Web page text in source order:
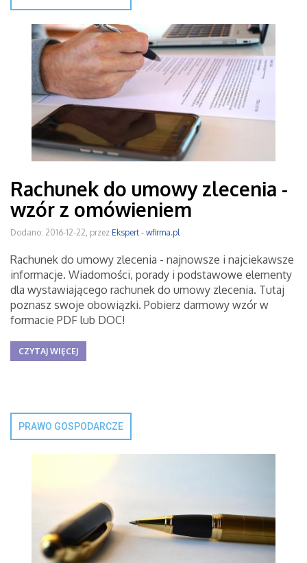
Rachunek do umowy zlecenia -
wzór z omówieniem
Dodano: 2016-12-22, przez Ekspert - wfirma.pl
Rachunek do umowy zlecenia - najnowsze i najciekawsze
informacje. Wiadomości, porady i podstawowe elementy
dla wystawiającego rachunek do umowy zlecenia. Tutaj
poznasz swoje obowiązki. Pobierz darmowy wzór w
formacie PDF lub DOC!
CZYTAJ WIĘCEJ
PRAWO GOSPODARCZE